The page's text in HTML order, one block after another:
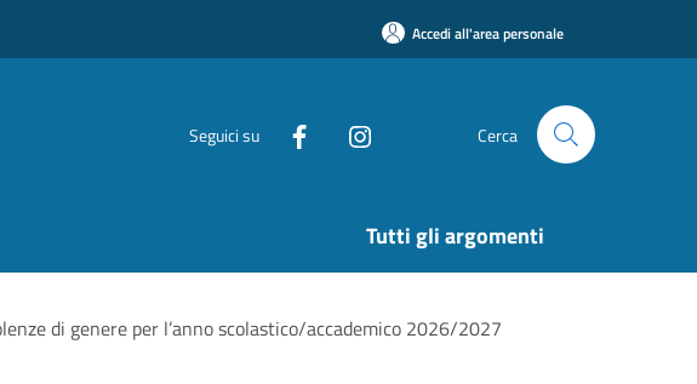
Accedi all'area personale
Seguici su Cerca
Tutti gli argomenti
di genere per l’anno scolastico/accademico 2026/2027